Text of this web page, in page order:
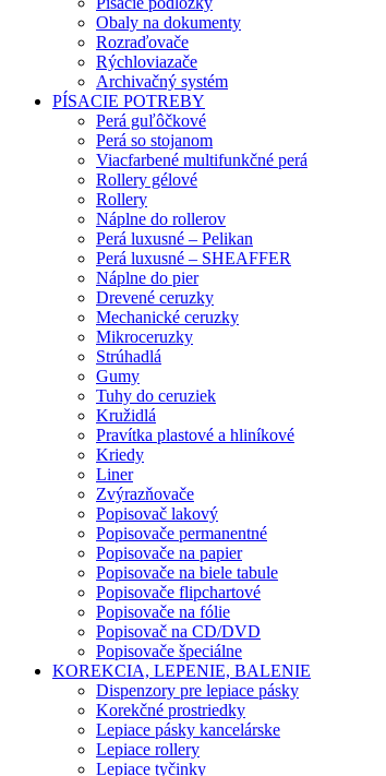
Obaly na dokumenty
Rozraďovače
Rýchloviazače
Archivačný systém
PÍSACIE POTREBY
Perá guľôčkové
Perá so stojanom
Viacfarbené multifunkčné perá
Rollery gélové
Rollery
Náplne do rollerov
Perá luxusné – Pelikan
Perá luxusné – SHEAFFER
Náplne do pier
Drevené ceruzky
Mechanické ceruzky
Mikroceruzky
Strúhadlá
Gumy
Tuhy do ceruziek
Kružidlá
Pravítka plastové a hliníkové
Kriedy
Liner
Zvýrazňovače
Popisovač lakový
Popisovače permanentné
Popisovače na papier
Popisovače na biele tabule
Popisovače flipchartové
Popisovače na fólie
Popisovač na CD/DVD
Popisovače špeciálne
KOREKCIA, LEPENIE, BALENIE
Dispenzory pre lepiace pásky
Korekčné prostriedky
Lepiace pásky kancelárske
Lepiace rollery
Lepiace tyčinky